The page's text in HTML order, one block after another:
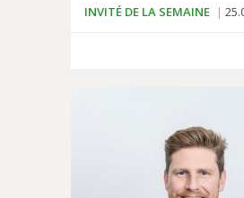
INVITÉ DE LA SEMAINE